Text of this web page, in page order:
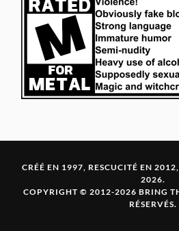
CRÉÉ EN 1997, RESCUCITÉ EN
2026.
COPYRIGHT © 2012-2026 BRING
RÉSERVÉS.